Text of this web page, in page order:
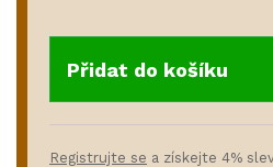
Přidat do košíku
Registrujte se a získejte 4%